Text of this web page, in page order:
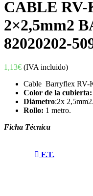
CABLE RV-
2×2,5mm2
82020202-
1,13€ (IVA incluido)
Cable Barryflex RV-
Color de la cubierta:
Diámetro:2x 2,5mm2.
Rollo: 1 metro.
Ficha Técnica
F.T.